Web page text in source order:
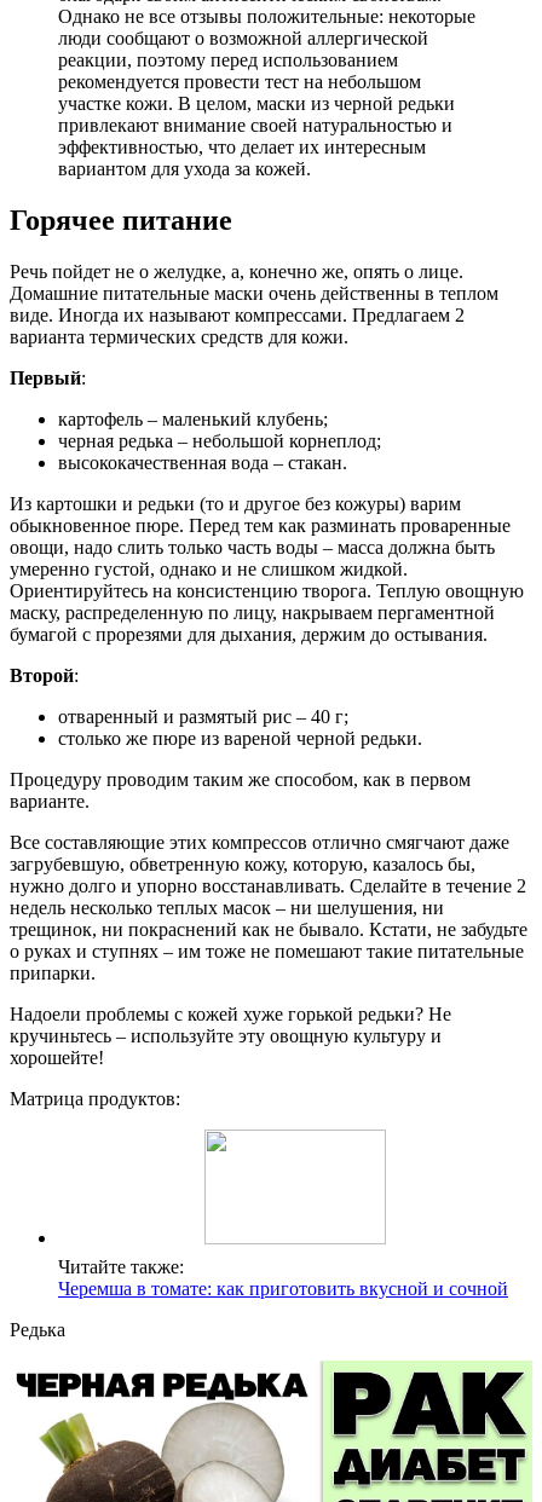
Однако не все отзывы положительные: некоторые
люди сообщают о возможной аллергической
реакции, поэтому перед использованием
рекомендуется провести тест на небольшом
участке кожи. В целом, маски из черной редьки
привлекают внимание своей натуральностью и
эффективностью, что делает их интересным
вариантом для ухода за кожей.
Горячее питание
Речь пойдет не о желудке, а, конечно же, опять о лице.
Домашние питательные маски очень действенны в теплом
виде. Иногда их называют компрессами. Предлагаем 2
варианта термических средств для кожи.
Первый:
картофель – маленький клубень;
черная редька – небольшой корнеплод;
высококачественная вода – стакан.
Из картошки и редьки (то и другое без кожуры) варим
обыкновенное пюре. Перед тем как разминать проваренные
овощи, надо слить только часть воды – масса должна быть
умеренно густой, однако и не слишком жидкой.
Ориентируйтесь на консистенцию творога. Теплую овощную
маску, распределенную по лицу, накрываем пергаментной
бумагой с прорезями для дыхания, держим до остывания.
Второй:
отваренный и размятый рис – 40 г;
столько же пюре из вареной черной редьки.
Процедуру проводим таким же способом, как в первом
варианте.
Все составляющие этих компрессов отлично смягчают даже
загрубевшую, обветренную кожу, которую, казалось бы,
нужно долго и упорно восстанавливать. Сделайте в течение 2
недель несколько теплых масок – ни шелушения, ни
трещинок, ни покраснений как не бывало. Кстати, не забудьте
о руках и ступнях – им тоже не помешают такие питательные
припарки.
Надоели проблемы с кожей хуже горькой редьки? Не
кручиньтесь – используйте эту овощную культуру и
хорошейте!
Матрица продуктов:
Читайте также:
Черемша в томате: как приготовить вкусной и сочной
Редька